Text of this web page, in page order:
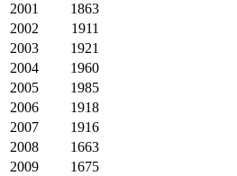
2001
1863
2002
1911
2003
1921
2004
1960
2005
1985
2006
1918
2007
1916
2008
1663
2009
1675